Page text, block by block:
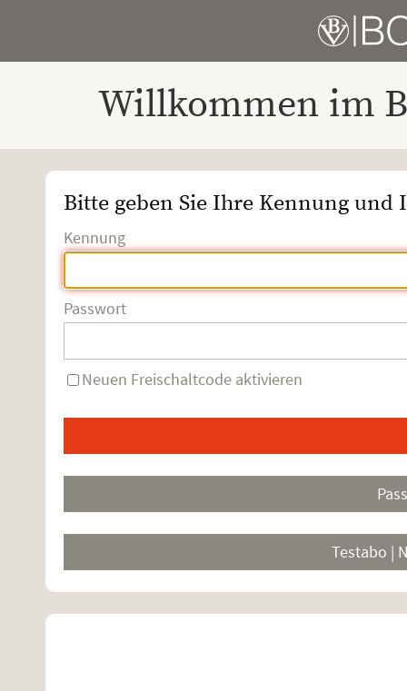
Willkommen im
Bitte geben Sie Ihre Kennung und
Kennung
Passwort
Neuen Freischaltcode aktivieren
Testabo |